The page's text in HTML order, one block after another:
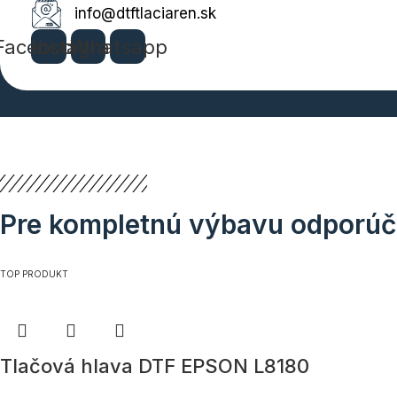
info@dtftlaciaren.sk
Instagram
Whatsapp
Pre kompletnú výbavu
TOP PRODUKT
Tlačová hlava DTF EPSON L8180